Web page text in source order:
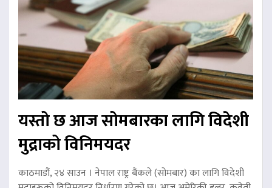
यस्तो छ आज सोमबारका लागि विदेशी
मुद्राको विनिमयदर
काठमाडौं, २४ साउन । नेपाल राष्ट्र बैंकले (सोमबार) का लागि विदेशी